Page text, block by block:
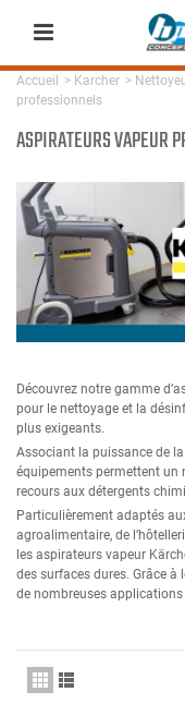
Accueil > Karcher >
professionnels
ASPIRATEURS VAPEUR
Découvrez notre gamme
pour le nettoyage et la
plus exigeants.
Associant la puissance de
équipements permettent un
recours aux détergents
Particulièrement adaptés
agroalimentaire, de
les aspirateurs vapeur
des surfaces dures. Grâce à
de nombreuses